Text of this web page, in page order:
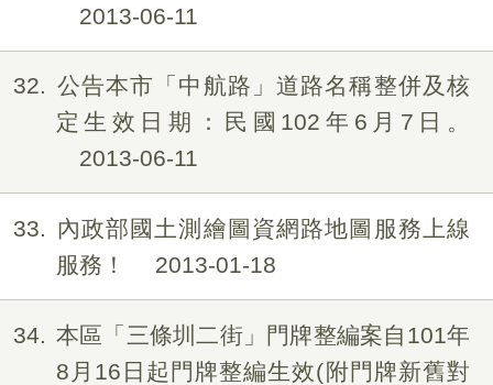
2013-06-11
32
公告本市「中航路」道路名稱整併及核
定生效日期：民國102年6月7日。
2013-06-11
33
內政部國土測繪圖資網路地圖服務上線
服務！
2013-01-18
34
本區「三條圳二街」門牌整編案自101年
8月16日起門牌整編生效(附門牌新舊對